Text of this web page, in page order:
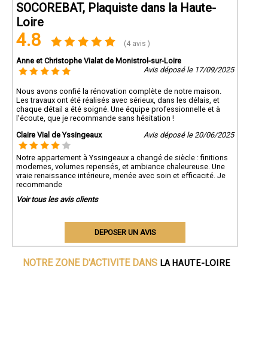
SOCOREBAT, Plaquiste dans la Haute-
Loire
4.8 (4 avis )
Anne et Christophe Vialat de Monistrol-sur-Loire
Avis déposé le 17/09/2025
Nous avons confié la rénovation complète de notre maison.
Les travaux ont été réalisés avec sérieux, dans les délais, et
chaque détail a été soigné. Une équipe professionnelle et à
l’écoute, que je recommande sans hésitation !
Claire Vial de Yssingeaux
Avis déposé le 20/06/2025
Notre appartement à Yssingeaux a changé de siècle : finitions
modernes, volumes repensés, et ambiance chaleureuse. Une
vraie renaissance intérieure, menée avec soin et efficacité. Je
recommande
Voir tous les avis clients
DEPOSER UN AVIS
NOTRE ZONE D'ACTIVITE DANS LA HAUTE-LOIRE